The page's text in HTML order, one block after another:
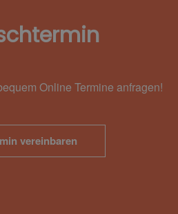
Online Termine anfragen!
vereinbaren